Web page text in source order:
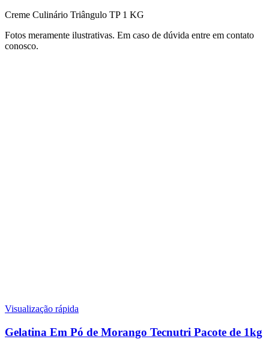
Creme Culinário Triângulo TP 1 KG
Fotos meramente ilustrativas. Em caso de dúvida entre em contato
conosco.
Visualização rápida
Gelatina Em Pó de Morango Tecnutri Pacote de 1kg